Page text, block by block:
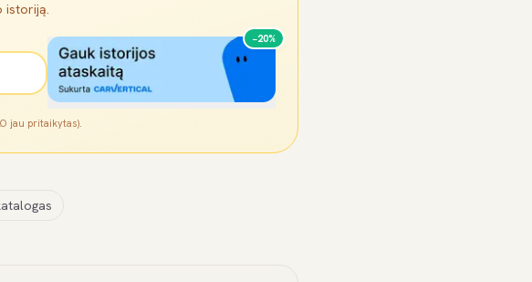
istoriją.
−20%
jau pritaikytas).